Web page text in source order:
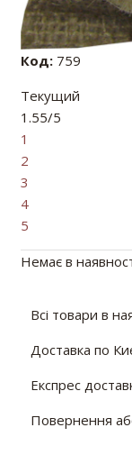
Код:759
Текущий
1.55/5
1
2
3
4
5
Немає в
Всі товари в
Доставка по
Експрес
Повернення